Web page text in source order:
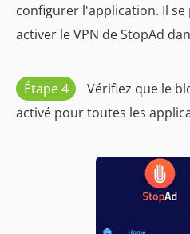
configurer l'application. Il se
activer le VPN de StopAd
Étape 4
Vérifiez que le
activé pour toutes les